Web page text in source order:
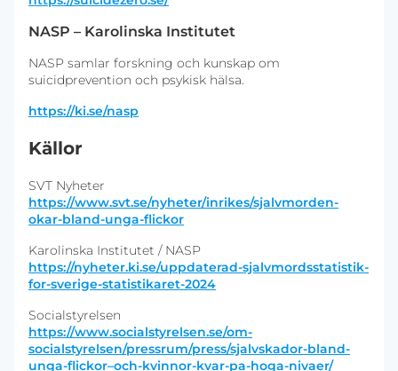
NASP – Karolinska Institutet
NASP samlar forskning och kunskap om
suicidprevention och psykisk hälsa.
https://ki.se/nasp
Källor
SVT Nyheter
https://www.svt.se/nyheter/inrikes/sjalvmorden-
okar-bland-unga-flickor
Karolinska Institutet / NASP
https://nyheter.ki.se/uppdaterad-sjalvmordsstatistik-
for-sverige-statistikaret-2024
Socialstyrelsen
https://www.socialstyrelsen.se/om-
socialstyrelsen/pressrum/press/sjalvskador-bland-
unga-flickor–och-kvinnor-kvar-pa-hoga-nivaer/